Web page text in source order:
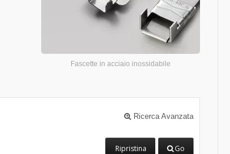
Fascette in acciaio inossidabile
Ricerca Avanzata
Go
Ripristina